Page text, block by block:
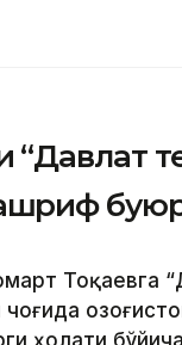
“Давлат
Тоқаевга
ҳолати